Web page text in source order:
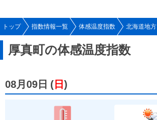
トップ 指数情報一覧 体感温度指数 北海道地方
厚真町の体感温度指数
08月09日 ( 日 )